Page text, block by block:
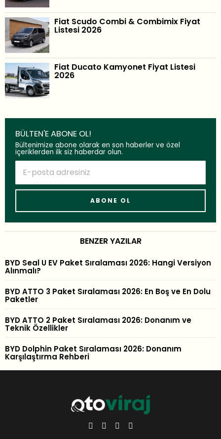
Fiat Scudo Combi & Combimix Fiyat
Listesi 2026
Fiat Ducato Kamyonet Fiyat Listesi
2026
BÜLTEN'E ABONE OL!
Bültenimize abone olarak en son haberler ve özel
içeriklerden ilk siz haberdar olun.
BENZER YAZILAR
BYD Seal U EV Paket Sıralaması 2026: Hangi Versiyon
Alınmalı?
BYD ATTO 3 Paket Sıralaması 2026: En Boş ve En Dolu
Paketler
BYD ATTO 2 Paket Sıralaması 2026: Donanım ve
Teknik Özellikler
BYD Dolphin Paket Sıralaması 2026: Donanım
Karşılaştırma Rehberi